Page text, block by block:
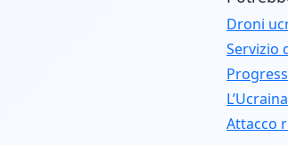
Droni
Servizio
Attacco